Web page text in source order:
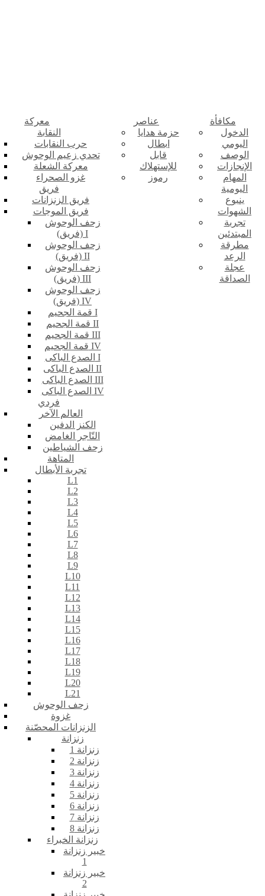
معركة
النقابة
حرب النقابات
تحدي زعيم الوحوش
معركة الشعلة
غزو الصحراء
فريق
فريق الزنزانات
فريق الموجات
زحف الوحوش
(فريق) I
زحف الوحوش
(فريق) II
زحف الوحوش
(فريق) III
زحف الوحوش
(فريق) IV
قمة الجحيم I
قمة الجحيم II
قمة الجحيم III
قمة الجحيم IV
الصدع الباكى I
الصدع الباكى II
الصدع الباكى III
الصدع الباكى IV
فردي
العالم الآخر
الكنز الدفين
التّاجر الغامض
زحف الشياطين
المتاهة
تجربة الأبطال
L1
L2
L3
L4
L5
L6
L7
L8
L9
L10
L11
L12
L13
L14
L15
L16
L17
L18
L19
L20
L21
زحف الوحوش
غزوة
الزنزانات المحصّنة
زنزانة
زنزانة 1
زنزانة 2
زنزانة 3
زنزانة 4
زنزانة 5
زنزانة 6
زنزانة 7
زنزانة 8
زنزانة الخبراء
خبير زنزانة
1
خبير زنزانة
2
عناصر
حزمة هدايا
ابطال
قابل
للإستهلاك
رموز
مكافأة
الدخول
اليومي
الوصف
الإنجازات
المهام
اليومية
ينبوع
الشهوات
تجربة
المبتدئين
مطرقة
الرعد
عجلة
الصداقة